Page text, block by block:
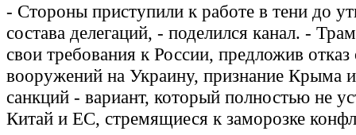
- Стороны приступили к работе в тени до
состава делегаций, - поделился канал. -
свои требования к России, предложив отказ
вооружений на Украину, признание Крыма
санкций - вариант, который полностью не
Китай и ЕС, стремящиеся к заморозке